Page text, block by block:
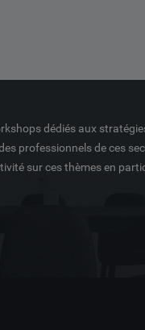
dédiés aux
professionnels de ces
sur ces thèmes en